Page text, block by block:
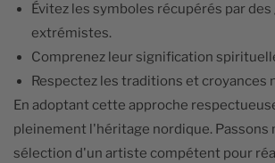
Évitez les symboles récupérés par
extrémistes.
Comprenez leur signification
Respectez les traditions et croyances
En adoptant cette approche
pleinement l'héritage nordique. Passons
sélection d'un artiste compétent pour